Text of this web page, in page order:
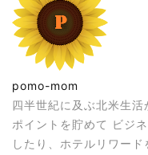
pomo-mom
四半世紀に及ぶ北米生
ポイントを貯めて ビジ
したり、ホテルリワー